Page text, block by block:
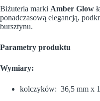
Biżuteria marki Amber Glow
ponadczasową elegancją,
bursztynu.
Parametry produktu
Wymiary:
kolczyków: 36,5 mm x